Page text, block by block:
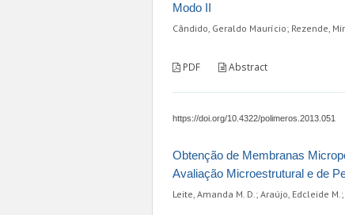
Modo II
Cândido, Geraldo Maurício; Rezende,
PDF Abstract
https://doi.org/10.4322/polimeros.2013.051
Obtenção de Membranas
Avaliação Microestrutural e de
Leite, Amanda M. D.; Araújo, Edcleide